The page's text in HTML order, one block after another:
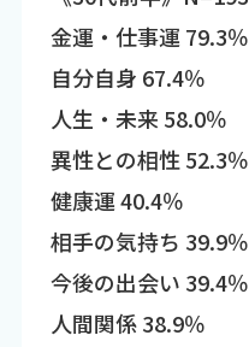
金運・仕事運 79.3％
自分自身 67.4％
人生・未来 58.0％
異性との相性 52.3％
健康運 40.4％
相手の気持ち 39.9％
今後の出会い 39.4％
人間関係 38.9％